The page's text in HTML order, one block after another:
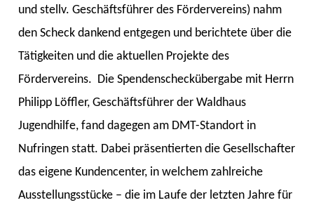
und stellv. Geschäftsführer des Fördervereins) nahm
den Scheck dankend entgegen und berichtete über die
Tätigkeiten und die aktuellen Projekte des
Fördervereins. Die Spendenscheckübergabe mit Herrn
Philipp Löffler, Geschäftsführer der Waldhaus
Jugendhilfe, fand dagegen am DMT-Standort in
Nufringen statt. Dabei präsentierten die Gesellschafter
das eigene Kundencenter, in welchem zahlreiche
Ausstellungsstücke – die im Laufe der letzten Jahre für